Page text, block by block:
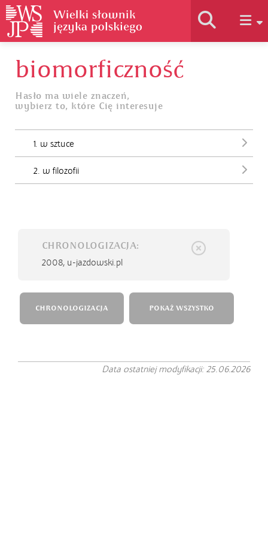
Historia słownika
Jak korzystać
biomorficzność
Hasło ma wiele znaczeń,
wybierz to, które Cię interesuje
1. w sztuce
2. w filozofii
CHRONOLOGIZACJA:
2008, u-jazdowski.pl
CHRONOLOGIZACJA POKAŻ WSZYSTKO
Data ostatniej modyfikacji: 25.06.2026